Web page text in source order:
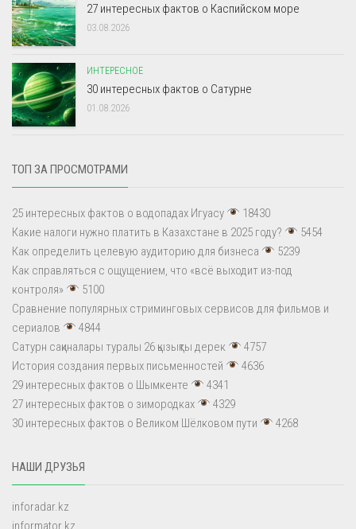
27 интересных фактов о Каспийском море
03.08.2026
ИНТЕРЕСНОЕ
30 интересных фактов о Сатурне
01.08.2026
ТОП ЗА ПРОСМОТРАМИ
25 интересных фактов о водопадах Игуасу
18430
Какие налоги нужно платить в Казахстане в 2025 году?
5454
Как определить целевую аудиторию для бизнеса
5239
Как справляться с ощущением, что «всё выходит из-под
контроля»
5100
Сравнение популярных стриминговых сервисов для фильмов и
сериалов
4844
Сатурн сақиналары туралы 26 қызықты дерек
4757
История создания первых письменностей
4636
29 интересных фактов о Шымкенте
4341
27 интересных фактов о зимородках
4329
30 интересных фактов о Великом Шёлковом пути
4268
НАШИ ДРУЗЬЯ
inforadar.kz
informator.kz